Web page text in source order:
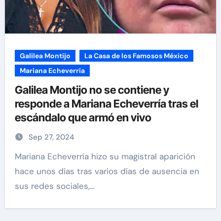
Galilea Montijo
La Casa de los Famosos México
Mariana Echeverría
Galilea Montijo no se contiene y
responde a Mariana Echeverría tras el
escándalo que armó en vivo
Sep 27, 2024
Mariana Echeverría hizo su magistral aparición
hace unos días tras varios días de ausencia en
sus redes sociales,…